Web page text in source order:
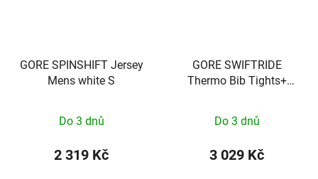
GORE SPINSHIFT Jersey
Mens white S
Do 3 dnů
2 319 Kč
GORE SWIFTRIDE
Thermo Bib Tights+
Do 3 dnů
3 029 Kč